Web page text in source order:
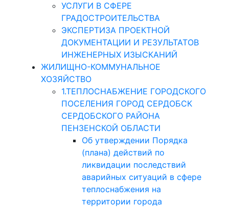
УСЛУГИ В СФЕРЕ
ГРАДОСТРОИТЕЛЬСТВА
ЭКСПЕРТИЗА ПРОЕКТНОЙ
ДОКУМЕНТАЦИИ И РЕЗУЛЬТАТОВ
ИНЖЕНЕРНЫХ ИЗЫСКАНИЙ
ЖИЛИЩНО-КОММУНАЛЬНОЕ
ХОЗЯЙСТВО
1.ТЕПЛОСНАБЖЕНИЕ ГОРОДСКОГО
ПОСЕЛЕНИЯ ГОРОД СЕРДОБСК
СЕРДОБСКОГО РАЙОНА
ПЕНЗЕНСКОЙ ОБЛАСТИ
Об утверждении Порядка
(плана) действий по
ликвидации последствий
аварийных ситуаций в сфере
теплоснабжения на
территории города